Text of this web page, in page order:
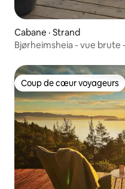
Cabane · Strand
Bjørheimsheia - vue brute
Coup de cœur voyageurs
Coup de cœur voyageurs